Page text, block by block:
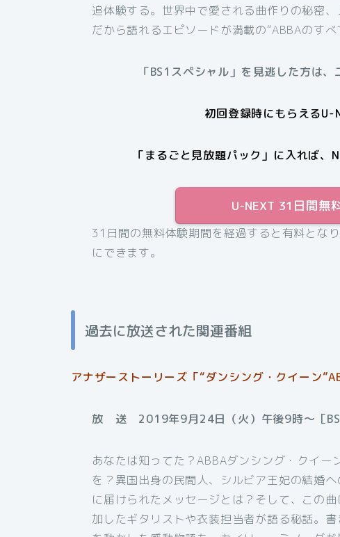
追体験する。世界中で愛される曲作りの秘密
だから語れるエピソードが満載の“ABBAのすべ
「BS1スペシャル」を見逃した方は
初回登録時にもらえるU-
「まるごと見放題パック」に入れば、
U-NEXT 31日間無
31日間の無料体験期間を経過すると有料とな
にできます。
過去に放送された関連番組
アナザーストーリーズ「“ダンシング・クイーン
放 送 2019年9月24日（火）午後9時～［BS
あなたは知ってた？ABBAダンシング・クイ
を？異国出身の民間人、シルビア王妃の結婚
に届けられたメッセージとは？そして、この
加したギタリストや衣装担当者が語る秘話。